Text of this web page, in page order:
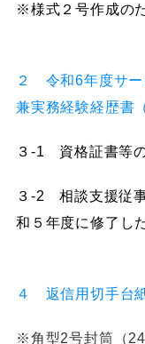
※様式２号作成の
２ 令和6年度サー
兼実務経験経歴書
３-1 資格証書等
３-2 相談支援従
和５年度に修了し
４ 返信用切手台
※角型2号封筒（